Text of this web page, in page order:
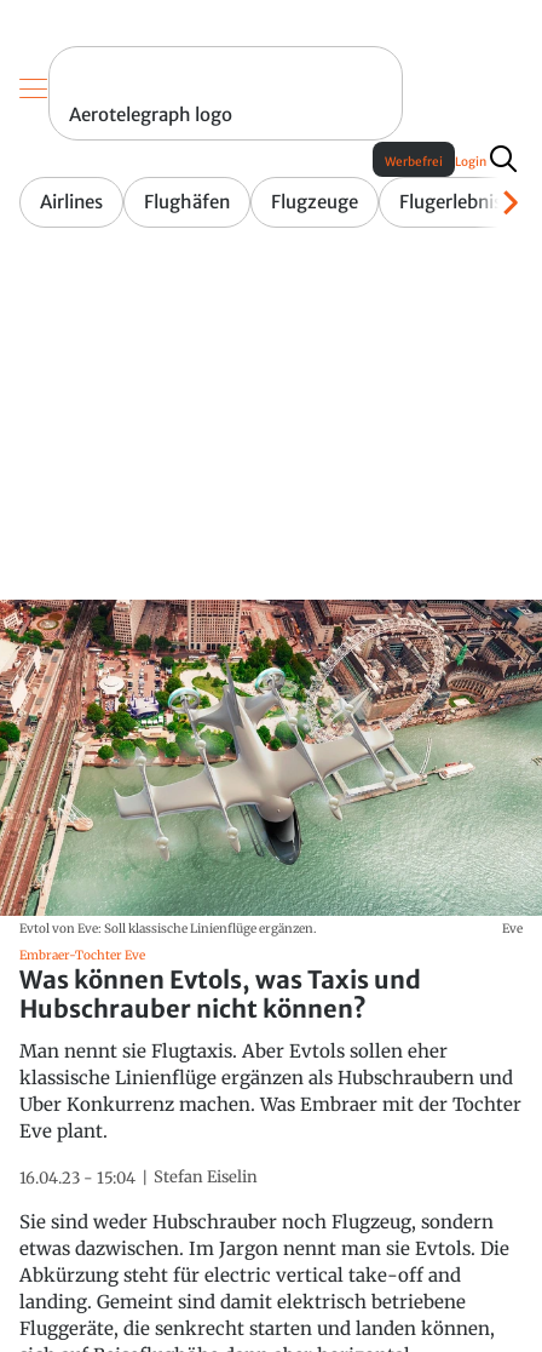
Aerotelegraph logo
Airlines Flughäfen Flugzeuge Flugerlebnis
Werbefrei Login
Evtol von Eve: Soll klassische Linienflüge ergänzen.
Eve
Embraer-Tochter Eve
Was können Evtols, was Taxis und
Hubschrauber nicht können?
Man nennt sie Flugtaxis. Aber Evtols sollen eher
klassische Linienflüge ergänzen als Hubschraubern und
Uber Konkurrenz machen. Was Embraer mit der Tochter
Eve plant.
16.04.23 - 15:04 Stefan Eiselin
Sie sind weder Hubschrauber noch Flugzeug, sondern
etwas dazwischen. Im Jargon nennt man sie Evtols. Die
Abkürzung steht für electric vertical take-off and
landing. Gemeint sind damit elektrisch betriebene
Fluggeräte, die senkrecht starten und landen können,